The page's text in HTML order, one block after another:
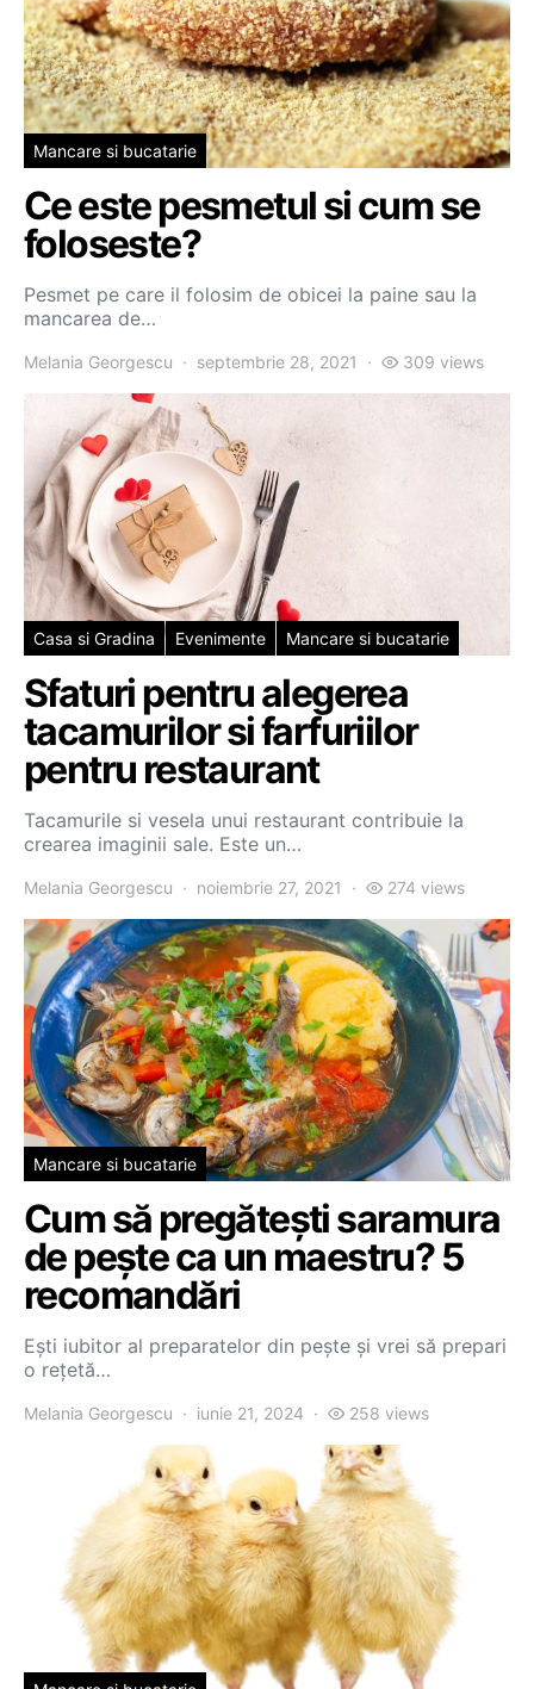
Mancare si bucatarie
Ce este pesmetul si cum se
foloseste?
Pesmet pe care il folosim de obicei la paine sau la
mancarea de…
Melania Georgescu septembrie 28, 2021 309 views
Casa si Gradina Evenimente Mancare si bucatarie
Sfaturi pentru alegerea
tacamurilor si farfuriilor
pentru restaurant
Tacamurile si vesela unui restaurant contribuie la
crearea imaginii sale. Este un…
Melania Georgescu noiembrie 27, 2021 274 views
Mancare si bucatarie
Cum să pregătești saramura
de pește ca un maestru? 5
recomandări
Ești iubitor al preparatelor din pește și vrei să prepari
o rețetă…
Melania Georgescu iunie 21, 2024 258 views